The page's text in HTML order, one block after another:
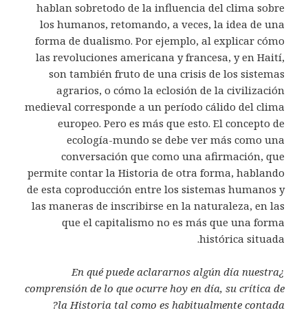
hablan sobretodo de la influencia del clima sobre
los humanos, retomando, a veces, la idea de una
forma de dualismo. Por ejemplo, al explicar cómo
las revoluciones americana y francesa, y en Haití,
son también fruto de una crisis de los sistemas
agrarios, o cómo la eclosión de la civilización
medieval corresponde a un período cálido del clima
europeo. Pero es más que esto. El concepto de
ecología-mundo se debe ver más como una
conversación que como una afirmación, que
permite contar la Historia de otra forma, hablando
de esta coproducción entre los sistemas humanos y
las maneras de inscribirse en la naturaleza, en las
que el capitalismo no es más que una forma
histórica situada.
¿En qué puede aclararnos algún día nuestra
comprensión de lo que ocurre hoy en día, su crítica de
la Historia tal como es habitualmente contada?